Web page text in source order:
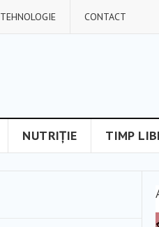
TEHNOLOGIE CONTACT
NUTRIȚIE TIMP